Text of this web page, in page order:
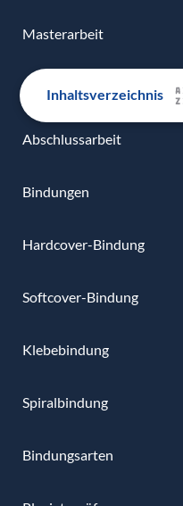
Inhaltsverzeichnis
Masterarbeit
Dissertation
Abschlussarbeit
Bindungen
Hardcover-Bindung
Softcover-Bindung
Klebebindung
Spiralbindung
Bindungsarten